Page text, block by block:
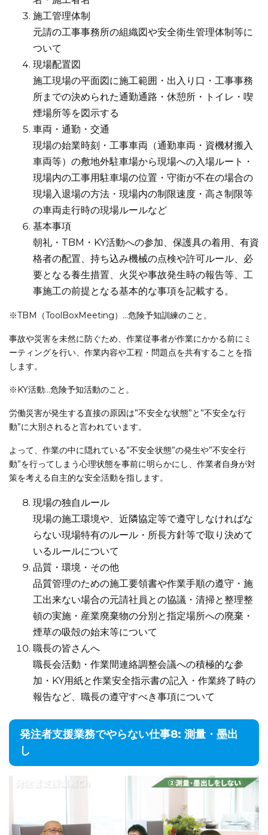
施工管理体制
元請の工事事務所の組織図や安全衛生管理体制等に
ついて
現場配置図
施工現場の平面図に施工範囲・出入り口・工事事務
所までの決められた通勤通路・休憩所・トイレ・喫
煙場所等を図示する
車両・通勤・交通
現場の始業時刻・工事車両（通勤車両・資機材搬入
車両等）の敷地外駐車場から現場への入場ルート・
現場内の工事用駐車場の位置・守衛が不在の場合の
現場入退場の方法・現場内の制限速度・高さ制限等
の車両走行時の現場ルールなど
基本事項
朝礼・TBM・KY活動への参加、保護具の着用、有資
格者の配置、持ち込み機械の点検や許可ルール、必
要となる養生措置、火災や事故発生時の報告等、工
事施工の前提となる基本的な事項を記載する。
※TBM（ToolBoxMeeting）…危険予知訓練のこと。
事故や災害を未然に防ぐため、作業従事者が作業にかかる前にミ
ーティングを行い、作業内容や工程・問題点を共有することを指
します。
※KY活動…危険予知活動のこと。
労働災害が発生する直接の原因は”不安全な状態”と”不安全な行
動”に大別されると言われています。
よって、作業の中に隠れている”不安全状態”の発生や”不安全行
動”を行ってしまう心理状態を事前に明らかにし、作業者自身が対
策を考える自主的な安全活動を指します。
現場の独自ルール
現場の施工環境や、近隣協定等で遵守しなければな
らない現場特有のルール・所長方針等で取り決めて
いるルールについて
品質・環境・その他
品質管理のための施工要領書や作業手順の遵守・施
工出来ない場合の元請社員との協議・清掃と整理整
頓の実施・産業廃棄物の分別と指定場所への廃棄・
煙草の吸殻の始末等について
職長の皆さんへ
職長会活動・作業間連絡調整会議への積極的な参
加・KY用紙と作業安全指示書の記入・作業終了時の
報告など、職長の遵守すべき事項について
発注者支援業務でやらない仕事8: 測量・墨出
し